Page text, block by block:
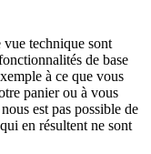
vue technique sont
de base
à ce que vous
panier ou à vous
est pas possible de
en résultent ne sont